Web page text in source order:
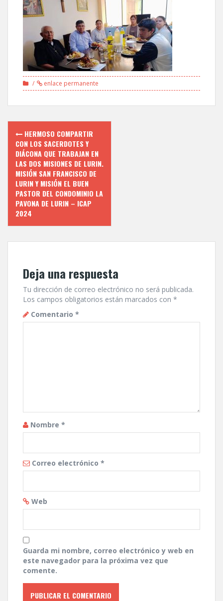
enlace permanente
Navegación
de
entradas
HERMOSO COMPARTIR
CON LOS SACERDOTES Y
DIÁCONA QUE TRABAJAN EN
LAS DOS MISIONES DE LURIN.
MISIÓN SAN FRANCISCO DE
LURIN Y MISIÓN EL BUEN
PASTOR DEL CONDOMINIO LA
PAVONA DE LURIN – ICAP
2024
Deja una respuesta
Tu dirección de correo electrónico no será publicada.
Los campos obligatorios están marcados con *
Comentario *
Nombre *
Correo electrónico *
Web
Guarda mi nombre, correo electrónico y web en
este navegador para la próxima vez que
comente.